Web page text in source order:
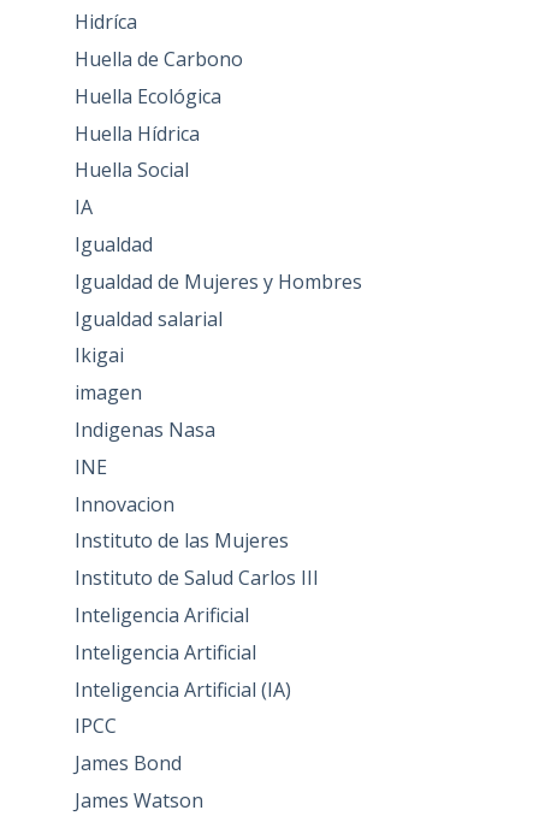
Hidríca
Huella de Carbono
Huella Ecológica
Huella Hídrica
Huella Social
IA
Igualdad
Igualdad de Mujeres y Hombres
Igualdad salarial
Ikigai
imagen
Indigenas Nasa
INE
Innovacion
Instituto de las Mujeres
Instituto de Salud Carlos III
Inteligencia Arificial
Inteligencia Artificial
Inteligencia Artificial (IA)
IPCC
James Bond
James Watson